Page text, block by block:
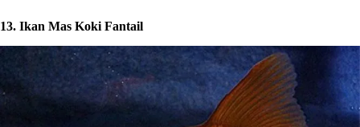
13. Ikan Mas Koki Fantail